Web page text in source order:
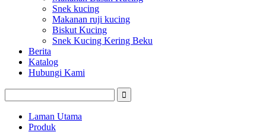
Snek kucing
Makanan ruji kucing
Biskut Kucing
Snek Kucing Kering Beku
Berita
Katalog
Hubungi Kami
Laman Utama
Produk